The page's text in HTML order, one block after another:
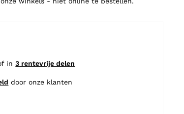
in3 rentevrije delen
door onze klanten